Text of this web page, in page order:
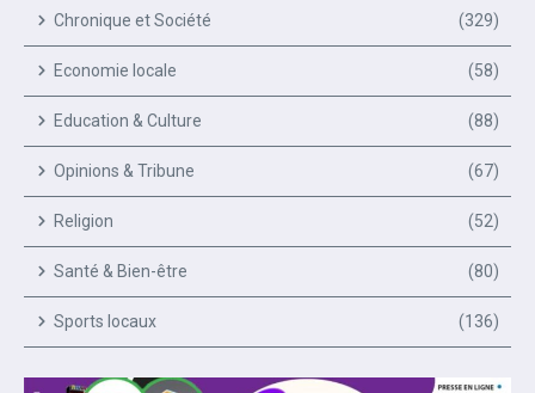
Chronique et Société (329)
Economie locale (58)
Education & Culture (88)
Opinions & Tribune (67)
Religion (52)
Santé & Bien-être (80)
Sports locaux (136)